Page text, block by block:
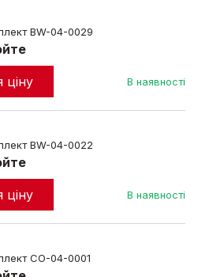
BW-04-0029
В наявності
ціну
BW-04-0022
В наявності
ціну
CO-04-0001